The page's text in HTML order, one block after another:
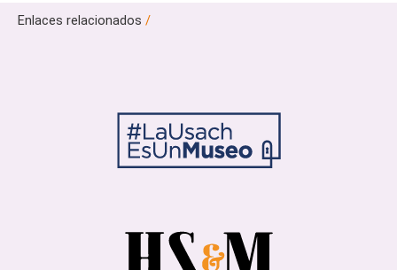
Enlaces relacionados /